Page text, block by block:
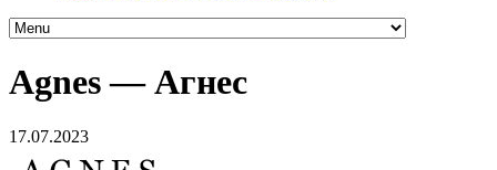
Agnes — Агнес
17.07.2023